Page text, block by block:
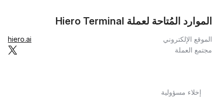
الموارد المُتاحة لعملة Hiero Terminal
الموقع الإلكتروني
hiero.ai
مجتمع العملة
إخلاء مسؤولية